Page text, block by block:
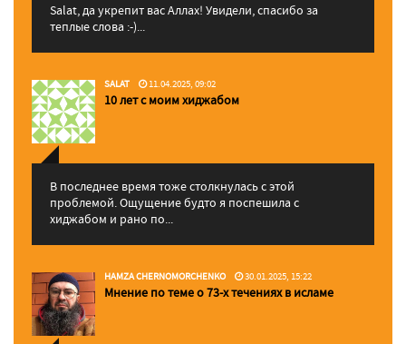
Salat, да укрепит вас Аллаx! Увидели, спасибо за
теплые слова :-)...
SALAT 11.04.2025, 09:02
10 лет с моим хиджабом
В последнее время тоже столкнулась с этой
проблемой. Ощущение будто я поспешила с
хиджабом и рано по...
HAMZA CHERNOMORCHENKO 30.01.2025, 15:22
Мнение по теме о 73-х течениях в исламе